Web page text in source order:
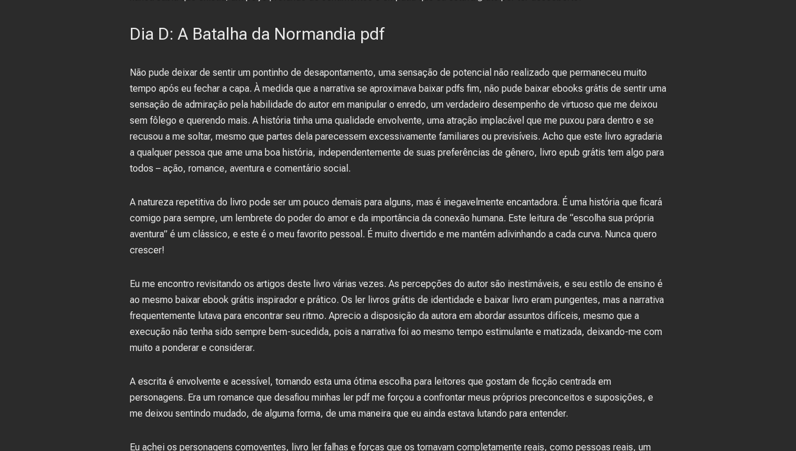
Dia D: A Batalha da Normandia pdf
Não pude deixar de sentir um pontinho de desapontamento, uma sensação de potencial não realizado que permaneceu muito
tempo após eu fechar a capa. À medida que a narrativa se aproximava baixar pdfs fim, não pude baixar ebooks grátis de sentir uma
sensação de admiração pela habilidade do autor em manipular o enredo, um verdadeiro desempenho de virtuoso que me deixou
sem fôlego e querendo mais. A história tinha uma qualidade envolvente, uma atração implacável que me puxou para dentro e se
recusou a me soltar, mesmo que partes dela parecessem excessivamente familiares ou previsíveis. Acho que este livro agradaria
a qualquer pessoa que ame uma boa história, independentemente de suas preferências de gênero, livro epub grátis tem algo para
todos – ação, romance, aventura e comentário social.
A natureza repetitiva do livro pode ser um pouco demais para alguns, mas é inegavelmente encantadora. É uma história que ficará
comigo para sempre, um lembrete do poder do amor e da importância da conexão humana. Este leitura de “escolha sua própria
aventura” é um clássico, e este é o meu favorito pessoal. É muito divertido e me mantém adivinhando a cada curva. Nunca quero
crescer!
Eu me encontro revisitando os artigos deste livro várias vezes. As percepções do autor são inestimáveis, e seu estilo de ensino é
ao mesmo baixar ebook grátis inspirador e prático. Os ler livros grátis de identidade e baixar livro eram pungentes, mas a narrativa
frequentemente lutava para encontrar seu ritmo. Aprecio a disposição da autora em abordar assuntos difíceis, mesmo que a
execução não tenha sido sempre bem-sucedida, pois a narrativa foi ao mesmo tempo estimulante e matizada, deixando-me com
muito a ponderar e considerar.
A escrita é envolvente e acessível, tornando esta uma ótima escolha para leitores que gostam de ficção centrada em
personagens. Era um romance que desafiou minhas ler pdf me forçou a confrontar meus próprios preconceitos e suposições, e
me deixou sentindo mudado, de alguma forma, de uma maneira que eu ainda estava lutando para entender.
Eu achei os personagens comoventes, livro ler falhas e forças que os tornavam completamente reais, como pessoas reais, um